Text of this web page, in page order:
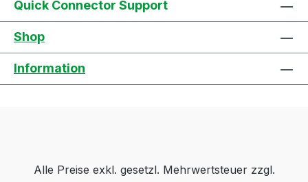
Quick Connector Support
Shop
Information
Alle Preise exkl. gesetzl. Mehrwertsteuer zzgl.